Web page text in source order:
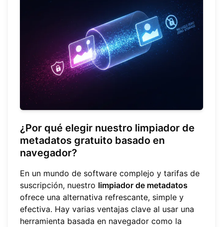
¿Por qué elegir nuestro limpiador de
metadatos gratuito basado en
navegador?
En un mundo de software complejo y tarifas de
suscripción, nuestro limpiador de metadatos
ofrece una alternativa refrescante, simple y
efectiva. Hay varias ventajas clave al usar una
herramienta basada en navegador como la